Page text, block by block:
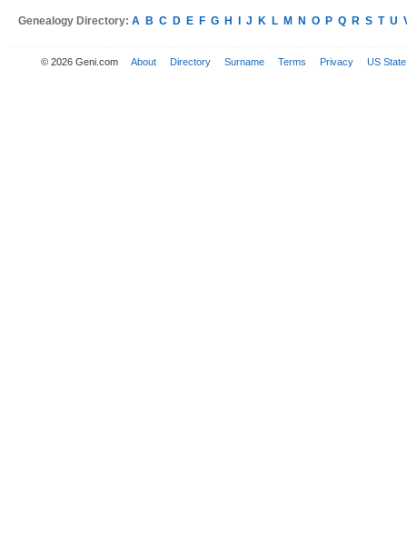
Genealogy Directory: A B C D E F G H J K L M N O P Q R S T U
© 2026 Geni.com About Directory Surname Terms Privacy US